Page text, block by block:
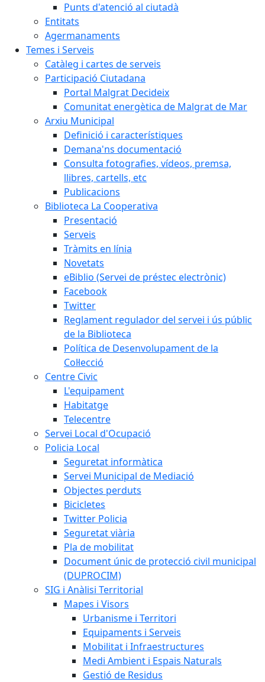
Punts d'atenció al ciutadà
Entitats
Agermanaments
Temes i Serveis
Catàleg i cartes de serveis
Participació Ciutadana
Portal Malgrat Decideix
Comunitat energètica de Malgrat de Mar
Arxiu Municipal
Definició i característiques
Demana'ns documentació
Consulta fotografies, vídeos, premsa,
llibres, cartells, etc
Publicacions
Biblioteca La Cooperativa
Presentació
Serveis
Tràmits en línia
Novetats
eBiblio (Servei de préstec electrònic)
Facebook
Twitter
Reglament regulador del servei i ús públic
de la Biblioteca
Política de Desenvolupament de la
Col·lecció
Centre Civic
L'equipament
Habitatge
Telecentre
Servei Local d'Ocupació
Policia Local
Seguretat informàtica
Servei Municipal de Mediació
Objectes perduts
Bicicletes
Twitter Policia
Seguretat viària
Pla de mobilitat
Document únic de protecció civil municipal
(DUPROCIM)
SIG i Anàlisi Territorial
Mapes i Visors
Urbanisme i Territori
Equipaments i Serveis
Mobilitat i Infraestructures
Medi Ambient i Espais Naturals
Gestió de Residus